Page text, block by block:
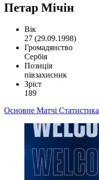
Петар Мічін
Вік
27 (29.09.1998)
Громадянство
Сербія
Позиція
півзахисник
Зріст
189
Основне Матчі Статистика